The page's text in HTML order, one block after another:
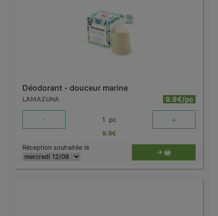
Déodorant - douceur marine
LAMAZUNA 9.9€/pc
- 1 pc +
9.9€
Réception souhaitée le